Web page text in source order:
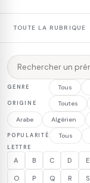
TOUTE LA RUBRIQUE
GENRE Tous
ORIGINE Toutes
Arabe Algérien
POPULARITÉ Tous
LETTRE
A B C D E
O P Q R S